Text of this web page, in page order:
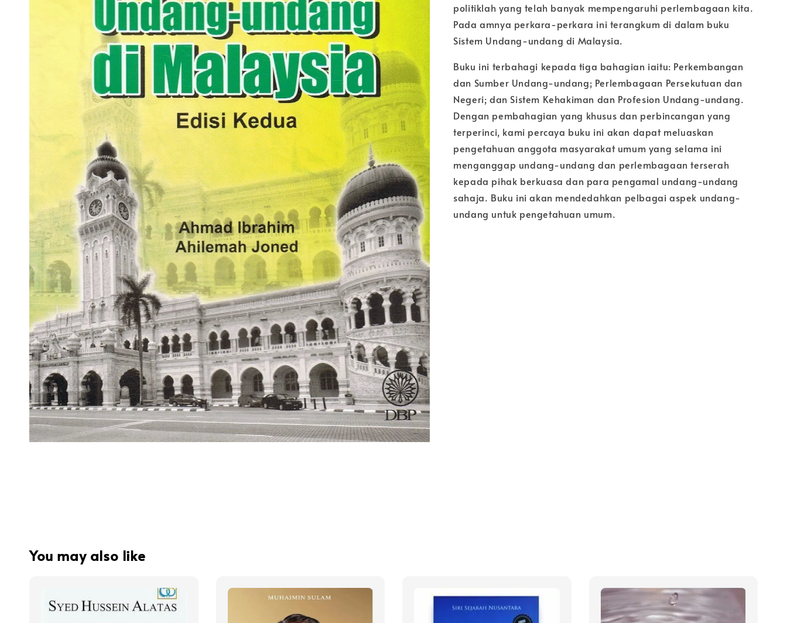
politiklah yang telah banyak mempengaruhi perlembagaan kita.
Pada amnya perkara-perkara ini terangkum di dalam buku
Sistem Undang-undang di Malaysia.
Buku ini terbahagi kepada tiga bahagian iaitu: Perkembangan
dan Sumber Undang-undang; Perlembagaan Persekutuan dan
Negeri; dan Sistem Kehakiman dan Profesion Undang-undang.
Dengan pembahagian yang khusus dan perbincangan yang
terperinci, kami percaya buku ini akan dapat meluaskan
pengetahuan anggota masyarakat umum yang selama ini
menganggap undang-undang dan perlembagaan terserah
kepada pihak berkuasa dan para pengamal undang-undang
sahaja. Buku ini akan mendedahkan pelbagai aspek undang-
undang untuk pengetahuan umum.
You may also like